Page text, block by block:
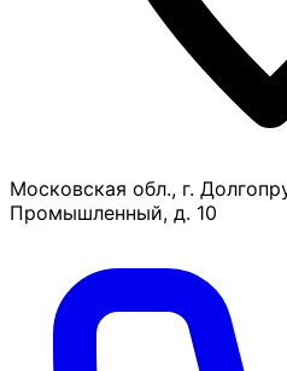
Московская обл., г.
Промышленный, д. 10